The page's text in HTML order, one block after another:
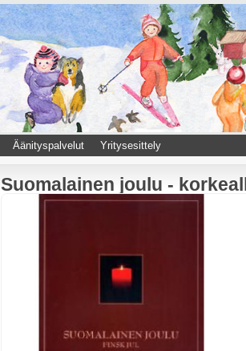
Äänityspalvelut Yritysesittely
Suomalainen joulu -